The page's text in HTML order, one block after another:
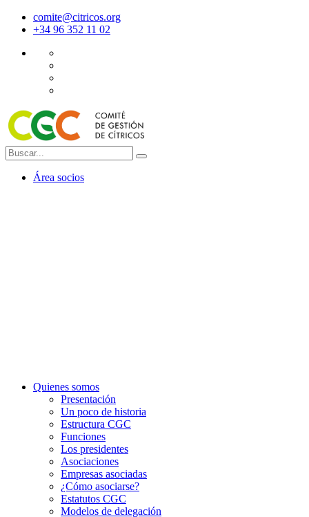
comite@citricos.org
+34 96 352 11 02
Área socios
Quienes somos
Presentación
Un poco de historia
Estructura CGC
Funciones
Los presidentes
Asociaciones
Empresas asociadas
¿Cómo asociarse?
Estatutos CGC
Modelos de delegación